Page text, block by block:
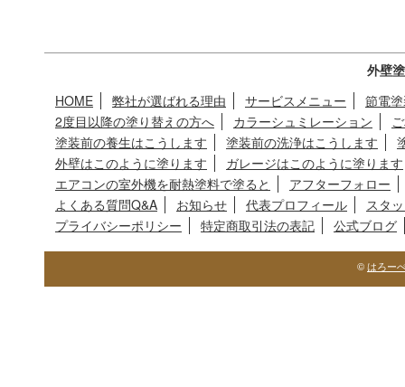
外壁
HOME
弊社が選ばれる理由 サービスメニュー
節電
2度目以降の塗り替えの方へ
カラーシュミレーション
塗装前の養生はこうします
塗装前の洗浄はこうします
外壁はこのように塗ります
ガレージはこのように塗ります
エアコンの室外機を耐熱塗料で塗ると
アフターフォロー
よくある質問Q&A
お知らせ 代表プロフィール
スタ
プライバシーポリシー
特定商取引法の表記 公式ブログ
©はろー